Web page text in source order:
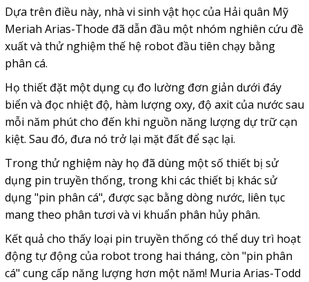
Dựa trên điều này, nhà vi sinh vật học của Hải quân Mỹ
Meriah Arias-Thode đã dẫn đầu một nhóm nghiên cứu đề
xuất và thử nghiệm thế hệ robot đầu tiên chạy bằng
phân cá.
Họ thiết đặt một dụng cụ đo lường đơn giản dưới đáy
biển và đọc nhiệt độ, hàm lượng oxy, độ axit của nước sau
mỗi năm phút cho đến khi nguồn năng lượng dự trữ cạn
kiệt. Sau đó, đưa nó trở lại mặt đất để sạc lại.
Trong thử nghiệm này họ đã dùng một số thiết bị sử
dụng pin truyền thống, trong khi các thiết bị khác sử
dụng "pin phân cá", được sạc bằng dòng nước, liên tục
mang theo phân tươi và vi khuẩn phân hủy phân.
Kết quả cho thấy loại pin truyền thống có thể duy trì hoạt
động tự động của robot trong hai tháng, còn "pin phân
cá" cung cấp năng lượng hơn một năm! Muria Arias-Todd